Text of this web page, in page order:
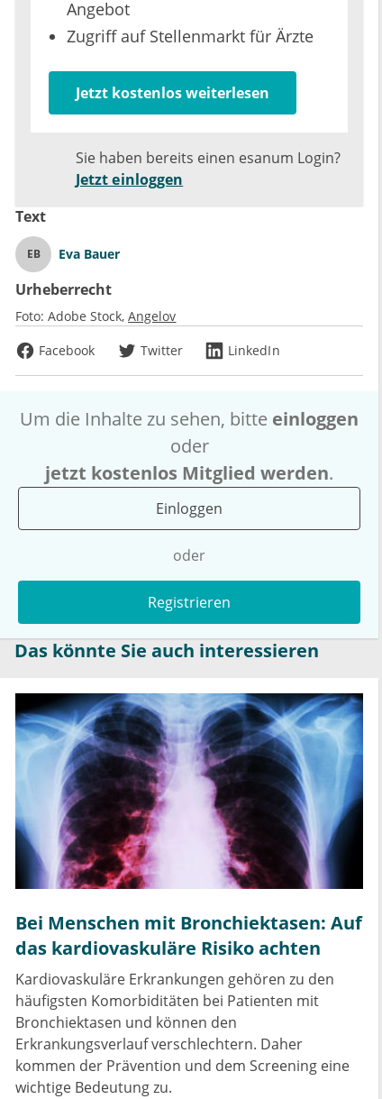
Angebot
Zugriff auf Stellenmarkt für Ärzte
Jetzt kostenlos weiterlesen
Sie haben bereits einen esanum Login?
Jetzt einloggen
Text
EB Eva Bauer
Urheberrecht
Foto: Adobe Stock Angelov
Facebook
Twitter LinkedIn
Um die Inhalte zu sehen, bitte einloggen
oder
jetzt kostenlos Mitglied werden.
Einloggen
oder
Registrieren
Das könnte Sie auch interessieren
Bei Menschen mit Bronchiektasen: Auf
das kardiovaskuläre Risiko achten
Kardiovaskuläre Erkrankungen gehören zu den
häufigsten Komorbiditäten bei Patienten mit
Bronchiektasen und können den
Erkrankungsverlauf verschlechtern. Daher
kommen der Prävention und dem Screening eine
wichtige Bedeutung zu.